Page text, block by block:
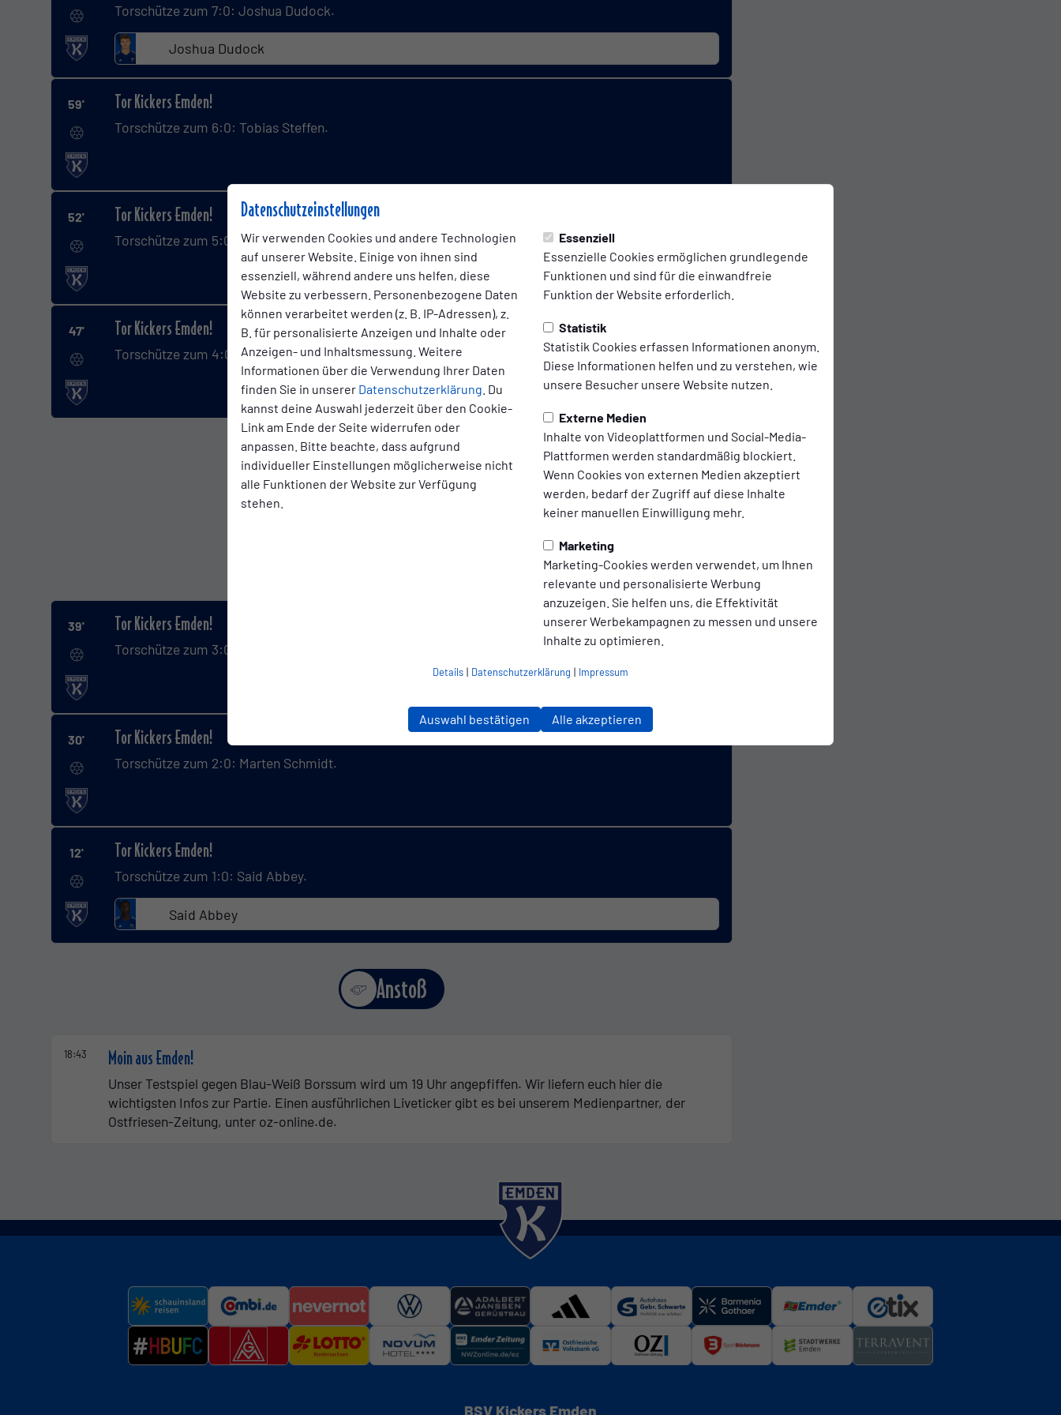
Datenschutzeinstellungen
Wir verwenden Cookies und andere Technologien
auf unserer Website. Einige von ihnen sind
essenziell, während andere uns helfen, diese
Website zu verbessern. Personenbezogene Daten
können verarbeitet werden (z. B. IP-Adressen), z.
B. für personalisierte Anzeigen und Inhalte oder
Anzeigen- und Inhaltsmessung. Weitere
Informationen über die Verwendung Ihrer Daten
finden Sie in unserer Datenschutzerklärung . Du
kannst deine Auswahl jederzeit über den Cookie-
Link am Ende der Seite widerrufen oder
anpassen. Bitte beachte, dass aufgrund
individueller Einstellungen möglicherweise nicht
alle Funktionen der Website zur Verfügung
stehen.
Essenziell
Essenzielle Cookies ermöglichen grundlegende
Funktionen und sind für die einwandfreie
Funktion der Website erforderlich.
Statistik
Statistik Cookies erfassen Informationen anonym.
Diese Informationen helfen und zu verstehen, wie
unsere Besucher unsere Website nutzen.
Externe Medien
Inhalte von Videoplattformen und Social-Media-
Plattformen werden standardmäßig blockiert.
Wenn Cookies von externen Medien akzeptiert
werden, bedarf der Zugriff auf diese Inhalte
keiner manuellen Einwilligung mehr.
Marketing
Marketing-Cookies werden verwendet, um Ihnen
relevante und personalisierte Werbung
anzuzeigen. Sie helfen uns, die Effektivität
unserer Werbekampagnen zu messen und unsere
Inhalte zu optimieren.
Details | Datenschutzerklärung | Impressum
Auswahl bestätigen Alle akzeptieren
Torschütze zum 7:0: Joshua Dudock.
Joshua Dudock
59' Tor Kickers Emden!
Torschütze zum 6:0: Tobias Steffen.
52' Tor Kickers Emden!
Torschütze zum 5:0: Tido Steffens.
47' Tor Kickers Emden!
Torschütze zum 4:0: Marvin Eilerts.
Start der 2. Halbzeit
39' Tor Kickers Emden!
Torschütze zum 3:0: Kai Kaissis.
30' Tor Kickers Emden!
Torschütze zum 2:0: Marten Schmidt.
12' Tor Kickers Emden!
Torschütze zum 1:0: Said Abbey.
Said Abbey
Anstoß
18:43 Moin aus Emden!
Unser Testspiel gegen Blau-Weiß Borssum wird um 19 Uhr angepfiffen. Wir liefern euch hier die
wichtigsten Infos zur Partie. Einen ausführlichen Liveticker gibt es bei unserem Medienpartner, der
Ostfriesen-Zeitung, unter oz-online.de.
BSV Kickers Emden